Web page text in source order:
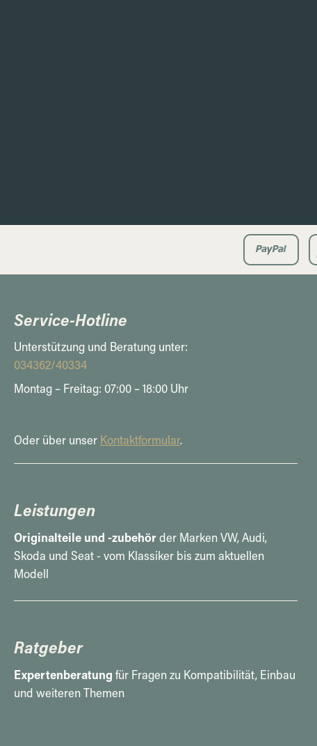
Service-Hotline
Unterstützung und Beratung unter:
034362/40334
Montag – Freitag: 07:00 – 18:00 Uhr
Oder über unser Kontaktformular.
Leistungen
Originalteile und -zubehörder Marken VW, Audi,
Skoda und Seat - vom Klassiker bis zum aktuellen
Modell
Ratgeber
Expertenberatung für Fragen zu Kompatibilität, Einbau
und weiteren Themen